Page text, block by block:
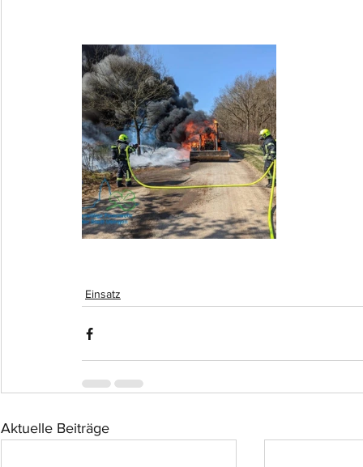
Einsatz
Aktuelle Beiträge